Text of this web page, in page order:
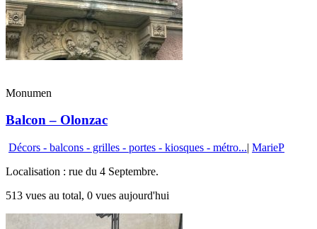
Monumen
Balcon – Olonzac
Décors - balcons - grilles - portes - kiosques - métro...| MarieP
Localisation : rue du 4 Septembre.
513 vues au total, 0 vues aujourd'hui